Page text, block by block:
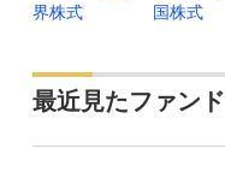
界株式
国株式
最近見たファンド